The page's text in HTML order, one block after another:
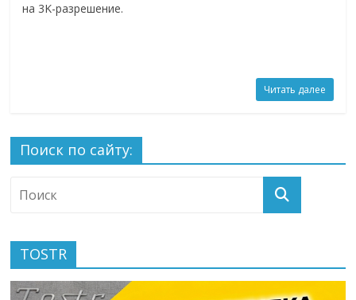
на 3K-разрешение.
Читать далее
Поиск по сайту:
TOSTR